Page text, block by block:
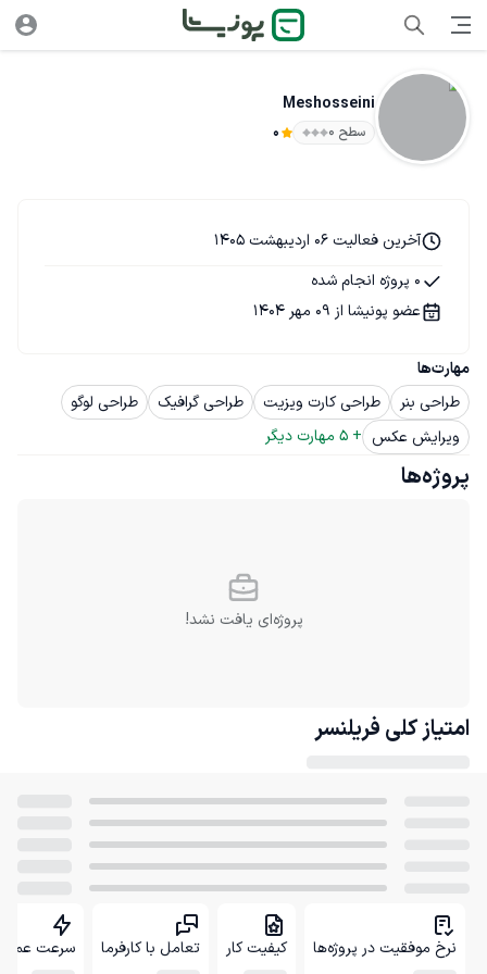
Meshosseini
سطح ۰ 0
مهارت‌ها
طراحی بنر
طراحی کارت ویزیت طراحی گرافیک
طراحی لوگو
ویرایش عکس +
5 مهارت دیگر
آخرین فعالیت 06 اردیبهشت 1405
0 پروژه انجام شده
عضو پونیشا از 09 مهر 1404
پروژه‌ها
پروژه‌ای یافت نشد!
امتیاز کلی فریلنسر
نرخ موفقیت در پروژه‌ها کیفیت کار تعامل با کارفرما سرعت عمل